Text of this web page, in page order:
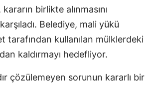
birlikte alınmasını
Belediye, mali yükü
tarafından kullanılan mülklerdeki
kaldırmayı hedefliyor.
çözülemeyen sorunun kararlı bir